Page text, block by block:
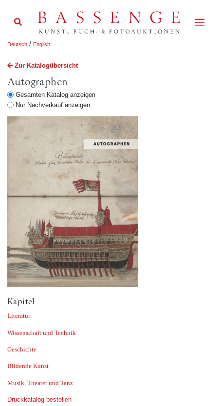
Deutsch / English
Zur Katalogübersicht
Autographen
Gesamten Katalog anzeigen
Nur Nachverkauf anzeigen
Kapitel
Literatur
Wissenschaft und Technik
Geschichte
Bildende Kunst
Musik, Theater und Tanz
Druckkatalog bestellen